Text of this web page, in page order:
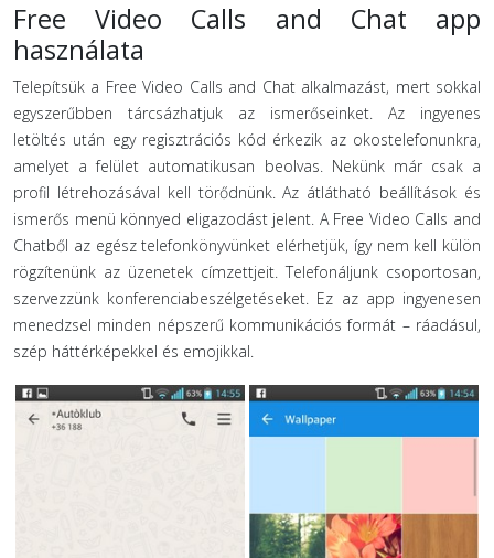
Free Video Calls and Chat app
használata
Telepítsük a Free Video Calls and Chat alkalmazást, mert sokkal
egyszerűbben tárcsázhatjuk az ismerőseinket. Az ingyenes
letöltés után egy regisztrációs kód érkezik az okostelefonunkra,
amelyet a felület automatikusan beolvas. Nekünk már csak a
profil létrehozásával kell törődnünk. Az átlátható beállítások és
ismerős menü könnyed eligazodást jelent. A Free Video Calls and
Chatből az egész telefonkönyvünket elérhetjük, így nem kell külön
rögzítenünk az üzenetek címzettjeit. Telefonáljunk csoportosan,
szervezzünk konferenciabeszélgetéseket. Ez az app ingyenesen
menedzsel minden népszerű kommunikációs formát – ráadásul,
szép háttérképekkel és emojikkal.